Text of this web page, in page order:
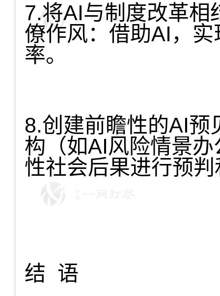
7.将AI与制度改革相
僚作风：借助AI，
率。
8.创建前瞻性的AI预
构（如AI风险情景
性社会后果进行预
结 语